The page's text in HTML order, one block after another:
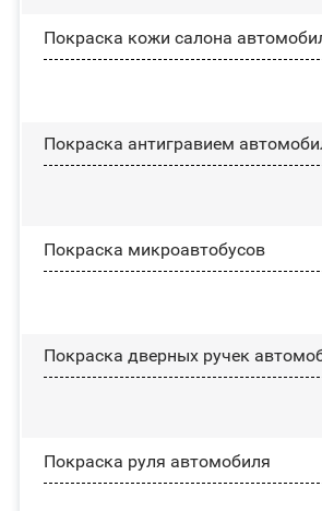
Покраска кожи салона
Покраска антигравием
Покраска микроавтобусов
Покраска дверных ручек
Покраска руля автомобиля